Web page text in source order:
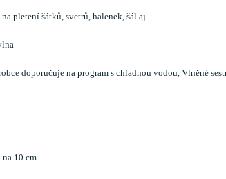
pletení šátků, svetrů, halenek, šál aj.
doporučuje na program s chladnou vodou, Vlněné
10 cm